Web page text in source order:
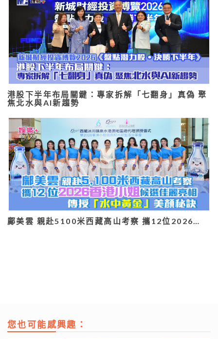
港股下半年布局關鍵：專家拆解「七翻身」真偽 聚
焦北水與AI新趨勢
鄺美雲 親赴5100米西藏高山考察 攜12位2026…
您也可能感興趣：